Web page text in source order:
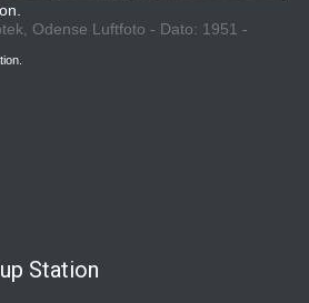
Odense Luftfoto - Dato: 1951 -
Station